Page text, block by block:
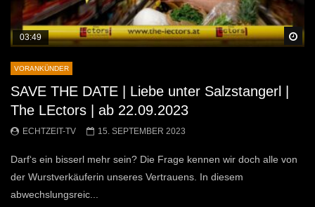
03:49
VORANKÜNDER
SAVE THE DATE | Liebe unter Salzstangerl |
The LEctors | ab 22.09.2023
ECHTZEIT-TV 15. SEPTEMBER 2023
Darf‘s ein bisserl mehr sein? Die Frage kennen wir doch alle von
der Wurstverkäuferin unseres Vertrauens. In diesem
abwechslungsreic...